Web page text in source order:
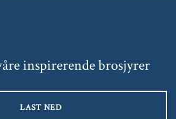
inspirerende brosjyrer
LAST NED